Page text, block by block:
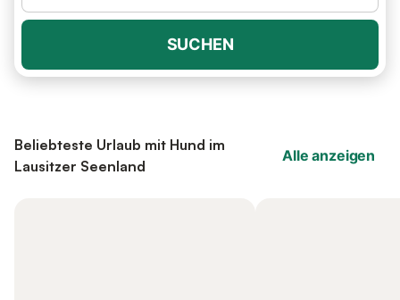
SUCHEN
Beliebteste Urlaub mit Hund im
Lausitzer Seenland
Alle anzeigen